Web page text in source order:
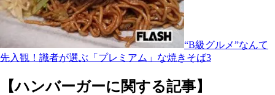
“B級グルメ”なんて
先入観！識者が選ぶ「プレミアム」な焼きそば3
【ハンバーガーに関する記事】